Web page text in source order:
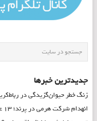
جدیدترین خبرها
زنگ خطر حیوان‌گزیدگی در رباط‌کریم؛ ۷۲۶ مورد در
انهدام شرکت هرمی در پرند؛ ۱۳ عضو شبکه دستگیر شدند